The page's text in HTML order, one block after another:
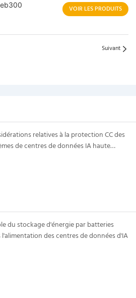
VOIR LES PRODUITS
Suivant
relatives à la protection CC des
de centres de données IA haute
du stockage d'énergie par batteries
l'alimentation des centres de données d'IA